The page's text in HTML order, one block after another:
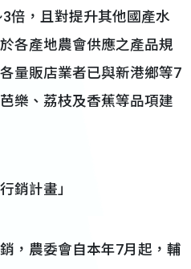
倍，且對提升其他國產水
各產地農會供應之產品規
量販店業者已與新港鄉等7
樂、荔枝及香蕉等品項建
銷計畫」
農委會自本年7月起，輔